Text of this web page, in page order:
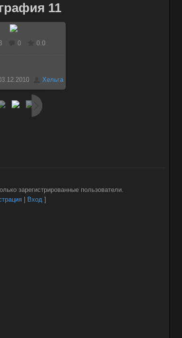
11
0 0.0
Хельга
зарегистрированные пользователи.
| Вход ]